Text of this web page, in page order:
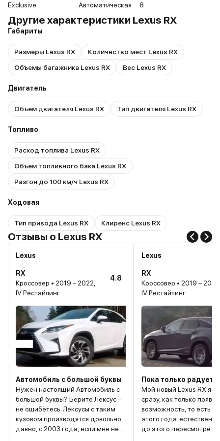
Exclusive Автоматическая 8
Другие характеристики Lexus RX
Габариты
Размеры Lexus RX
Количество мест Lexus RX
Объемы багажника Lexus RX
Вес Lexus RX
Двигатель
Объем двигателя Lexus RX Тип двигателя Lexus RX
Топливо
Расход топлива Lexus RX
Объем топливного бака Lexus RX
Разгон до 100 км/ч Lexus RX
Ходовая
Тип привода Lexus RX Клиренс Lexus RX
Отзывы о Lexus RX
Lexus
RX
Кроссовер • 2019 – 2022,
IV Рестайлинг
4.8
Автомобиль с большой буквы
Нужен настоящий Автомобиль с
большой буквы? Берите Лексус –
не ошибётесь. Лексусы с таким
кузовом производятся довольно
давно, с 2003 года, если мне не
Lexus
RX
Кроссовер • 2019 –
IV Рестайлинг
Пока только радует
Мой новый Lexus RX я
сразу, как только
возможность, то есть в
этого года.
до этого пересмотреть